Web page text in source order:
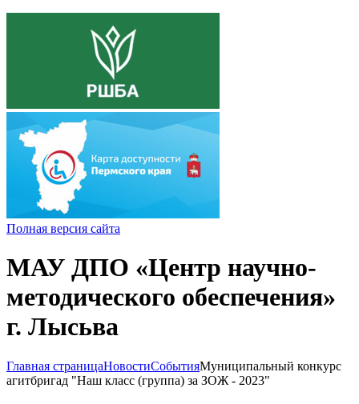
Полная версия сайта
МАУ ДПО «Центр научно-
методического обеспечения»
г. Лысьва
Главная страницаНовостиСобытияМуниципальный конкурс
агитбригад "Наш класс (группа) за ЗОЖ - 2023"